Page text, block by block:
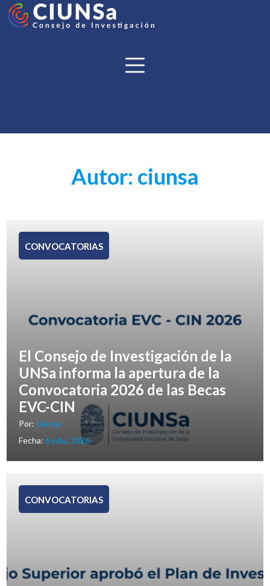
Institucional
Proyectos y Programas
Departamento Contable
Comunidad CIUNSa
Contrataciones y Compras
Cronograma de Actividades
Autor: ciunsa
CONVOCATORIAS
El Consejo de Investigación de la
UNSa informa la apertura de la
Convocatoria 2026 de las Becas
EVC-CIN
Por:ciunsa
Fecha:6 julio, 2026
CONVOCATORIAS